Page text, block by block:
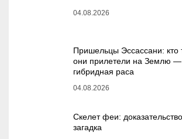
04.08.2026
Пришельцы Эссассани: кто
они прилетели на Землю
гибридная раса
04.08.2026
Скелет феи:
загадка